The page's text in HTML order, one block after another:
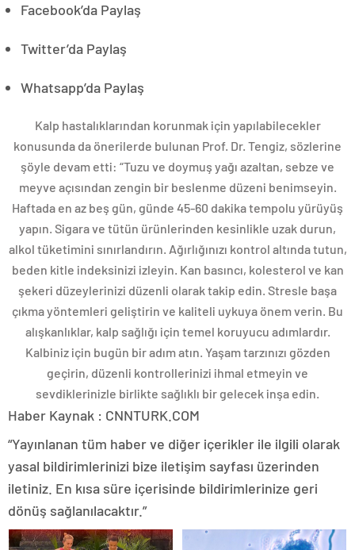
Facebook’da Paylaş
Twitter’da Paylaş
Whatsapp’da Paylaş
Kalp hastalıklarından korunmak için yapılabilecekler
konusunda da önerilerde bulunan Prof. Dr. Tengiz, sözlerine
şöyle devam etti: “Tuzu ve doymuş yağı azaltan, sebze ve
meyve açısından zengin bir beslenme düzeni benimseyin.
Haftada en az beş gün, günde 45-60 dakika tempolu yürüyüş
yapın. Sigara ve tütün ürünlerinden kesinlikle uzak durun,
alkol tüketimini sınırlandırın. Ağırlığınızı kontrol altında tutun,
beden kitle indeksinizi izleyin. Kan basıncı, kolesterol ve kan
şekeri düzeylerinizi düzenli olarak takip edin. Stresle başa
çıkma yöntemleri geliştirin ve kaliteli uykuya önem verin. Bu
alışkanlıklar, kalp sağlığı için temel koruyucu adımlardır.
Kalbiniz için bugün bir adım atın. Yaşam tarzınızı gözden
geçirin, düzenli kontrollerinizi ihmal etmeyin ve
sevdiklerinizle birlikte sağlıklı bir gelecek inşa edin.
Haber Kaynak : CNNTURK.COM
“Yayınlanan tüm haber ve diğer içerikler ile ilgili olarak
yasal bildirimlerinizi bize iletişim sayfası üzerinden
iletiniz. En kısa süre içerisinde bildirimlerinize geri
dönüş sağlanılacaktır.”